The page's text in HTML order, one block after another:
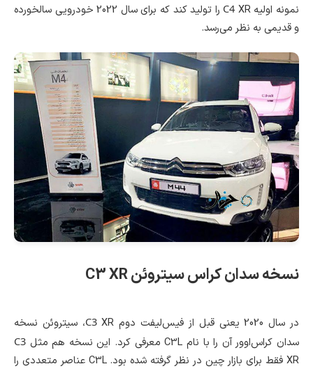
نمونه اولیه
C4
XR را تولید کند که برای سال 2022 خودرویی سالخورده
و قدیمی به نظر می‌رسد.
نسخه سدان کراس سیتروئنC3 XR
در سال 2020 یعنی قبل از فیس‌لیفت دوم C3XR، سیتروئن نسخه
سدان کراس‌اوور آن را با نام C3L معرفی کرد. این نسخه هم مثل
C3
XR فقط برای بازار چین در نظر گرفته شده بود. C3L عناصر متعددی را